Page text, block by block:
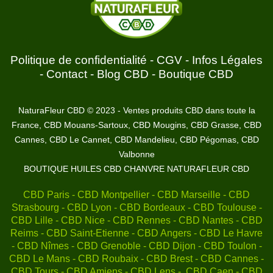
Politique de confidentialité - CGV - Infos Légales
- Contact - Blog CBD - Boutique CBD
NaturaFleur CBD © 2023 - Ventes produits CBD dans toute la
France, CBD Mouans-Sartoux, CBD Mougins, CBD Grasse, CBD
Cannes, CBD Le Cannet, CBD Mandelieu, CBD Pégomas, CBD
Valbonne
BOUTIQUE HUILES CBD CHANVRE NATURAFLEUR CBD
CBD Paris - CBD Montpellier - CBD Marseille - CBD
Strasbourg - CBD Lyon - CBD Bordeaux - CBD Toulouse -
CBD Lille - CBD Nice - CBD Rennes - CBD Nantes - CBD
Reims - CBD Saint-Etienne - CBD Angers - CBD Le Havre
- CBD Nîmes - CBD Grenoble - CBD Dijon - CBD Toulon -
CBD Le Mans - CBD Roubaix - CBD Brest - CBD Cannes -